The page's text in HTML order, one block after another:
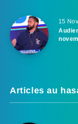
15
Articles au